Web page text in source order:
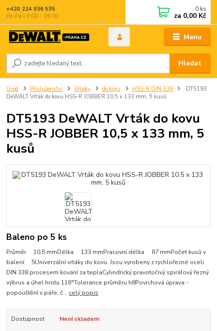
Menu
Hledat
+420 224 936 535
Po–Pá | 9:00 – 16:00
0 ks
za 0,00 Kč
Úvod Příslušenství Vrtáky do kovu HSS-R DIN 338
DT5193
DeWALT Vrták do kovu HSS-R JOBBER 10,5 x 133 mm, 5 kusů
DT5193 DeWALT Vrták do kovu
HSS-R JOBBER 10,5 x 133 mm, 5
kusů
Baleno po 5 ks
Průměr 10,5 mmDélka 133 mmPracovní délka 87 mmPočet kusů v
balení 5Univerzální vrtáky do kovu. Jsou vyrobeny z rychlořezné oceli
DIN 338 procesem kování za teplaCylindrický pravotočivý spirálový řezný
výbrus a úhel hrotu 118°Tolerance průměru h8Povrchová úprava -
popouštění v páře, č... celý popis
Dostupnost Není skladem